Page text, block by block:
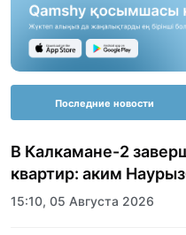
Последние новости
В Калкамане-2
квартир: аким
показала
15:10, 05 Августа 2026